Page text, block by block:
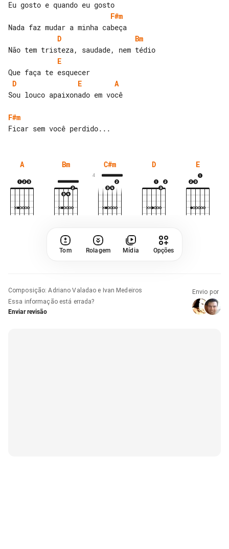
F#m
D
Bm
E
D
E
A
Sou louco apaixonado em você
F#m
A Bm C#m
4
D E
Tom Rolagem Mídia Opções
Composição:Adriano Valadao e Ivan Medeiros
Essa informação está errada?
Enviar revisão
Envio por